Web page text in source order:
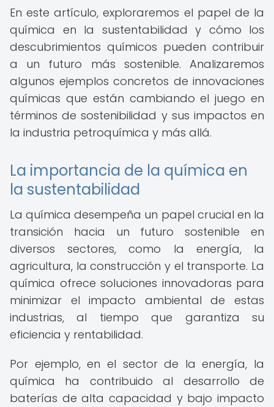
En este artículo, exploraremos el papel de la
química en la sustentabilidad y cómo los
descubrimientos químicos pueden contribuir
a un futuro más sostenible. Analizaremos
algunos ejemplos concretos de innovaciones
químicas que están cambiando el juego en
términos de sostenibilidad y sus impactos en
la industria petroquímica y más allá.
La importancia de la química en
la sustentabilidad
La química desempeña un papel crucial en la
transición hacia un futuro sostenible en
diversos sectores, como la energía, la
agricultura, la construcción y el transporte. La
química ofrece soluciones innovadoras para
minimizar el impacto ambiental de estas
industrias, al tiempo que garantiza su
eficiencia y rentabilidad.
Por ejemplo, en el sector de la energía, la
química ha contribuido al desarrollo de
baterías de alta capacidad y bajo impacto